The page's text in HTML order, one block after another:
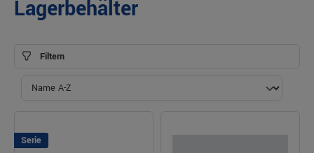
Lagerbehälter
Filtern
Serie